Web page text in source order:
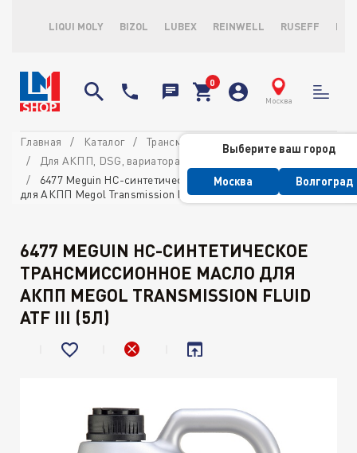
LIQUI MOLY BIZOL LUBEX REINWELL RUSEFF
Москва
Выберите ваш город
Москва Волгоград
Главная Каталог
Трансмиссионные масла и ATF
Для АКПП, DSG, вариатора и ГУР
6477 Meguin НС-синтетическое трансмиссионное масло
для АКПП Megol Transmission Fluid ATF III (5л)
6477 MEGUIN НС-СИНТЕТИЧЕСКОЕ
ТРАНСМИССИОННОЕ МАСЛО ДЛЯ
АКПП MEGOL TRANSMISSION FLUID
ATF III (5Л)